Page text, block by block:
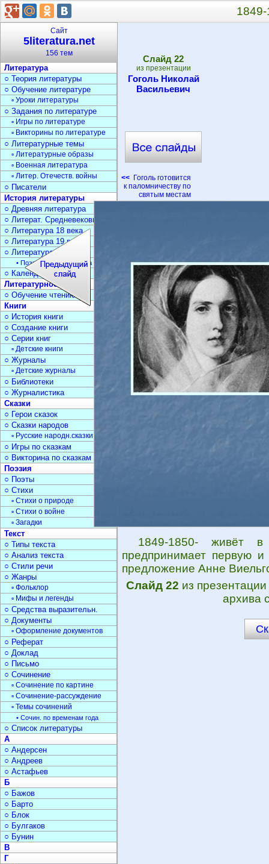
Cлайд 22
из презентации
Гоголь Николай
Васильевич
<< Гоголь готовится
к паломничеству по
святым местам
1849-1850- живёт
предпринимает первую
предложение Анне
Слайд 22 из презентации
архива
Сайт
5literatura.net
156 тем
Литература
○ Теория литературы
○ Обучение литературе
▫ Уроки литературы
○ Задания по литературе
▫ Игры по литературе
▫ Викторины по литературе
○ Литературные темы
▫ Литературные образы
▫ Военная литература
▫ Литер. Отечеств. войны
○ Писатели
История литературы
○ Древняя литература
○ Литерат. Средневековья
○ Литература 18 века
○ Литература 19 века
○ Литература 20 века
• Поэзия Серебрян. века
○ Календарь дат
Литературное чтение
○ Обучение чтению
Книги
○ История книги
○ Создание книги
○ Серии книг
▫ Детские книги
○ Журналы
▫ Детские журналы
○ Библиотеки
○ Журналистика
Сказки
○ Герои сказок
○ Сказки народов
▫ Русские народн.сказки
○ Игры по сказкам
○ Викторина по сказкам
Поэзия
○ Поэты
○ Стихи
▫ Стихи о природе
▫ Стихи о войне
▫ Загадки
Текст
○ Типы текста
○ Анализ текста
○ Стили речи
○ Жанры
▫ Фольклор
▫ Мифы и легенды
○ Средства выразительн.
○ Документы
▫ Оформление документов
○ Реферат
○ Доклад
○ Письмо
○ Сочинение
▫ Сочинение по картине
▫ Сочинение-рассуждение
▫ Темы сочинений
• Сочин. по временам года
○ Список литературы
А
○ Андерсен
○ Андреев
○ Астафьев
Б
○ Бажов
○ Барто
○ Блок
○ Булгаков
○ Бунин
В
Г